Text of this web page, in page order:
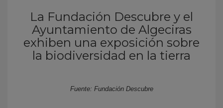
La Fundación Descubre y el
Ayuntamiento de Algeciras
exhiben una exposición sobre
la biodiversidad en la tierra
Fuente: Fundación Descubre